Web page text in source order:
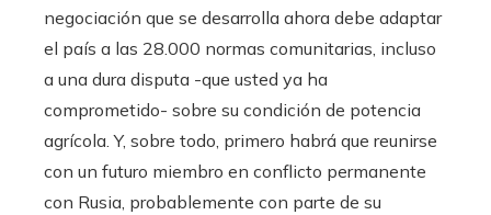
negociación que se desarrolla ahora debe adaptar
el país a las 28.000 normas comunitarias, incluso
a una dura disputa -que usted ya ha
comprometido- sobre su condición de potencia
agrícola. Y, sobre todo, primero habrá que reunirse
con un futuro miembro en conflicto permanente
con Rusia, probablemente con parte de su